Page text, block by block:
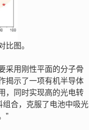
比图。
采用刚性平面的分子骨
揭示了一项有机半导体
，同时实现高的光电转
合，克服了电池中吸光
”